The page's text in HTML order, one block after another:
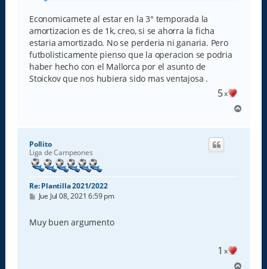
Economicamete al estar en la 3° temporada la
amortizacion es de 1k, creo, si se ahorra la ficha
estaria amortizado. No se perderia ni ganaria. Pero
futbolisticamente pienso que la operacion se podria
haber hecho con el Mallorca por el asunto de
Stoickov que nos hubiera sido mas ventajosa .
5x
r
Pollito
Liga de Campeones
Re: Plantilla 2021/2022
M
s
a
Jue Jul 08, 2021 6:59 pm
Muy buen argumento
1 x